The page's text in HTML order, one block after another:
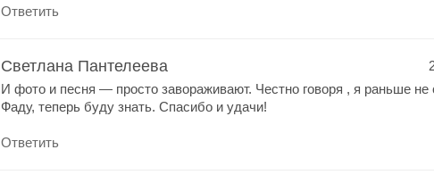
Ответить
Светлана Пантелеева
И фото и песня — просто завораживают. Честно говоря , я раньше
Фаду, теперь буду знать. Спасибо и удачи!
Ответить